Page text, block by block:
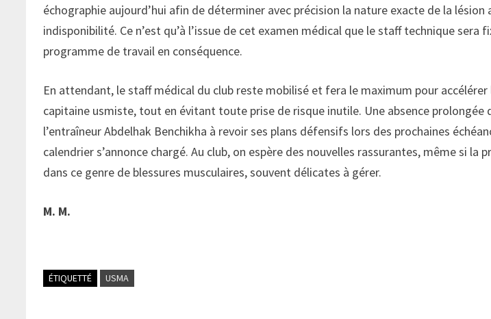
échographie aujourd’hui afin de déterminer avec précision la nature exacte de la lésion
indisponibilité. Ce n’est qu’à l’issue de cet examen médical que le staff technique sera
programme de travail en conséquence.
En attendant, le staff médical du club reste mobilisé et fera le maximum pour
capitaine usmiste, tout en évitant toute prise de risque inutile. Une absence prolongée
l’entraîneur Abdelhak Benchikha à revoir ses plans défensifs lors des prochaines
calendrier s’annonce chargé. Au club, on espère des nouvelles rassurantes, même si la
dans ce genre de blessures musculaires, souvent délicates à gérer.
M. M.
ÉTIQUETTÉ USMA